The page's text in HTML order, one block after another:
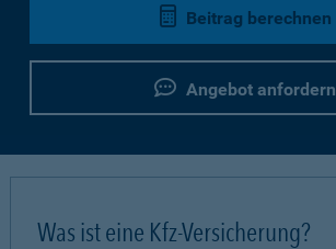
Beitrag berechnen
Angebot anfordern
Was ist eine Kfz-Versicherung?